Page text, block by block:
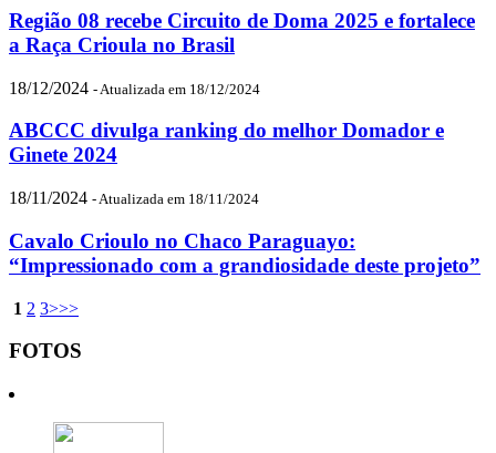
Região 08 recebe Circuito de Doma 2025 e fortalece
a Raça Crioula no Brasil
18/12/2024 - Atualizada em 18/12/2024
ABCCC divulga ranking do melhor Domador e
Ginete 2024
18/11/2024 - Atualizada em 18/11/2024
Cavalo Crioulo no Chaco Paraguayo:
“Impressionado com a grandiosidade deste projeto”
1 2 3>>>
FOTOS